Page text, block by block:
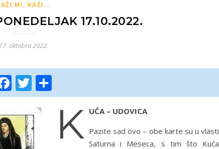
MI, KAŽI...
17.10.2022.
17. oktobra 2022.
Facebook
Twitter
K UĆA – UDOVICA
Pazite sad ovo – obe karte su u vlasti
Saturna i Meseca, s tim što Kuća